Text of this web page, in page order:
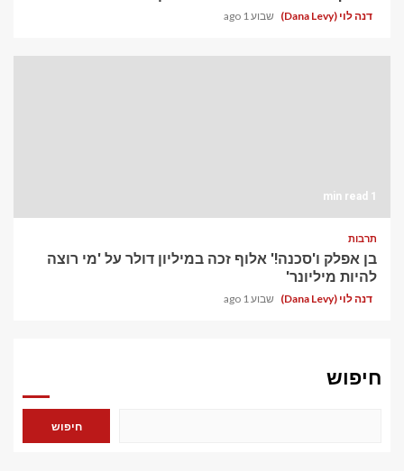
דנה לוי (Dana Levy) שבוע 1 ago
1 min read
תרבות
בן אפלק ו'סכנה!' אלוף זכה במיליון דולר על 'מי רוצה
להיות מיליונר'
דנה לוי (Dana Levy) שבוע 1 ago
חיפוש
חיפוש